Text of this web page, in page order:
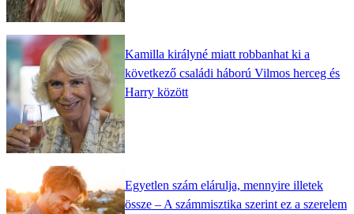
Kamilla királyné miatt robbanhat ki a
következő családi háború Vilmos herceg és
Harry között
Egyetlen szám elárulja, mennyire illetek
össze – A számmisztika szerint ez a szerelem